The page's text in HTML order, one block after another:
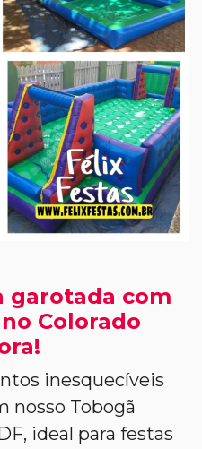
garotada com
Colorado
inesquecíveis
nosso Tobogã
ideal para festas